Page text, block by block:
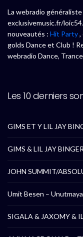
La webradio généraliste
exclusivemusic.fr/
nouveautés : Hit Party,
golds Dance et Club !
webradio Dance,
Les 10 derniers
GIMS ET Y LIL JAY
GIMS & LIL JAY
JOHN SUMMIT/
Umit Besen –
SIGALA & JAXOMY &